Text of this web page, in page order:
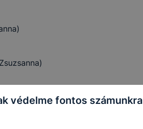
védelme fontos számunkra